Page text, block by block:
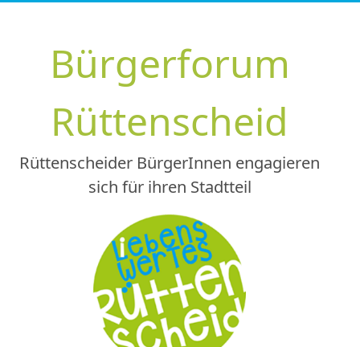
springenBürgerforum
Rüttenscheid
Rüttenscheider BürgerInnen engagieren
sich für ihren Stadtteil